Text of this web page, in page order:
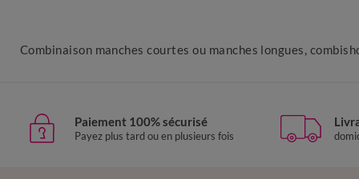
Combinaison manches courtes ou manches longues,
Paiement 100% sécurisé
Payez plus tard ou en plusieurs fois